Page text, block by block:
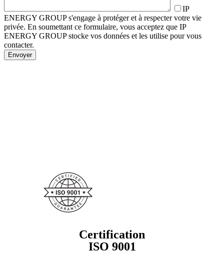
IP
ENERGY GROUP s'engage à protéger et à respecter votre vie
privée. En soumettant ce formulaire, vous acceptez que IP
ENERGY GROUP stocke vos données et les utilise pour vous
contacter.
Certification
ISO 9001